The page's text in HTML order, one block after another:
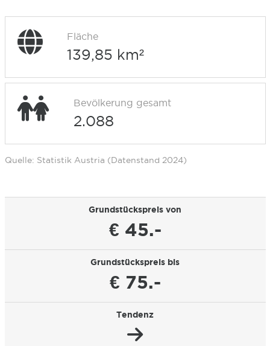
Fläche
139,85 km²
Bevölkerung gesamt
2.088
Quelle: Statistik Austria (Datenstand 2024)
Grundstückspreis von
€ 45.-
Grundstückspreis bis
€ 75.-
Tendenz